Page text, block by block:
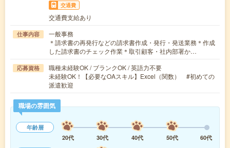
交通費
交通費支給あり
仕事内容
一般事務
＊請求書の再発行などの請求書作成・発行・発送業務＊作成
した請求書のチェック作業＊取引顧客・社内部署か…
応募資格
職種未経験OK / ブランクOK / 英語力不要
未経験OK！【必要なOAスキル】Excel（関数） #初めての
派遣歓迎
職場の雰囲気
年齢層
20代
30代 40代 50代
60代